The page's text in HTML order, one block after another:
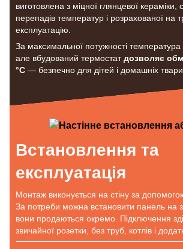
виготовлена з міцної глянцевої кераміки,
перепадів температур і розрахованої на
експлуатацію.
За максимальної потужності температура
але вбудований термостатдозволяє
°C — безпечно для дітей і домашніх
Встановлення та
експлуатація
Монтаж виконується на стіну за
За потреби можна встановити панель на
вони продаються окремо. Підключення
звичайної розетки, без труб, котлів і